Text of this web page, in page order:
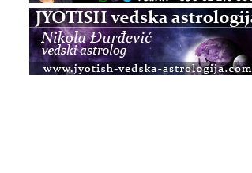
21.08.
Zagreb+Online
Osnovni ThetaHealing® tečaj, Zagreb i Online
22.08.
Pula